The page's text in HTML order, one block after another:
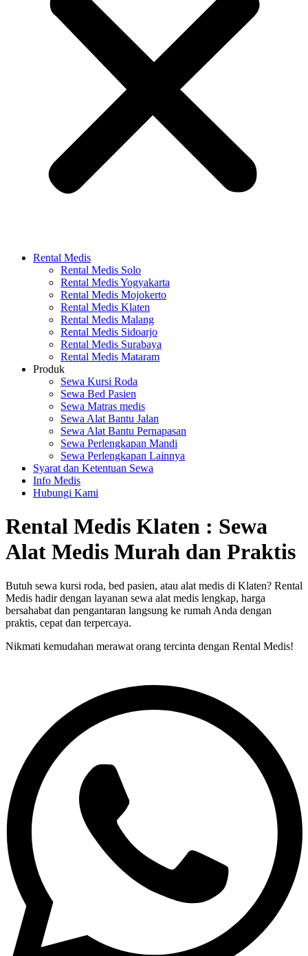
Rental Medis
Rental Medis Solo
Rental Medis Yogyakarta
Rental Medis Mojokerto
Rental Medis Klaten
Rental Medis Malang
Rental Medis Sidoarjo
Rental Medis Surabaya
Rental Medis Mataram
Produk
Sewa Kursi Roda
Sewa Bed Pasien
Sewa Matras medis
Sewa Alat Bantu Jalan
Sewa Alat Bantu Pernapasan
Sewa Perlengkapan Mandi
Sewa Perlengkapan Lainnya
Syarat dan Ketentuan Sewa
Info Medis
Hubungi Kami
Rental Medis Klaten : Sewa
Alat Medis Murah dan Praktis
Butuh sewa kursi roda, bed pasien, atau alat medis di Klaten? Rental
Medis hadir dengan layanan sewa alat medis lengkap, harga
bersahabat dan pengantaran langsung ke rumah Anda dengan
praktis, cepat dan terpercaya.
Nikmati kemudahan merawat orang tercinta dengan Rental Medis!